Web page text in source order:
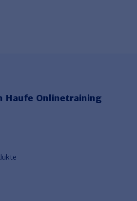
Haufe Onlinetraining